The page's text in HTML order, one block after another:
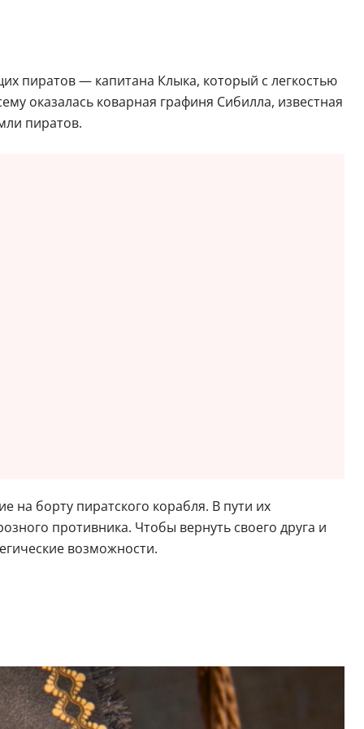
пиратов — капитана Клыка, который с легкостью
оказалась коварная графиня Сибилла, известная
пиратов.
на борту пиратского корабля. В пути их
противника. Чтобы вернуть своего друга и
возможности.